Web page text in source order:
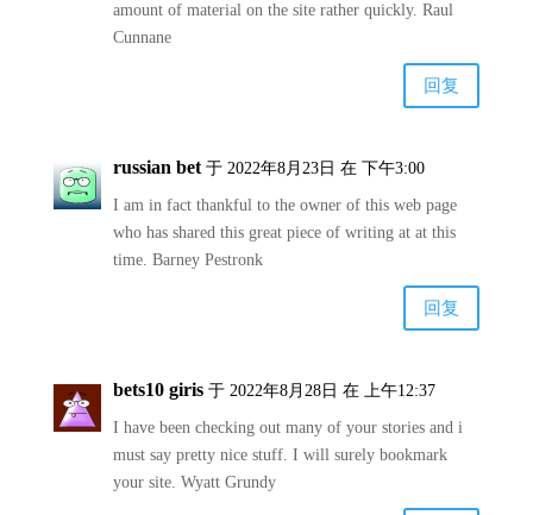
amount of material on the site rather quickly. Raul
Cunnane
回复
russian bet 于 2022年8月23日 在 下午3:00
I am in fact thankful to the owner of this web page
who has shared this great piece of writing at at this
time. Barney Pestronk
回复
bets10 giris 于 2022年8月28日 在 上午12:37
I have been checking out many of your stories and i
must say pretty nice stuff. I will surely bookmark
your site. Wyatt Grundy